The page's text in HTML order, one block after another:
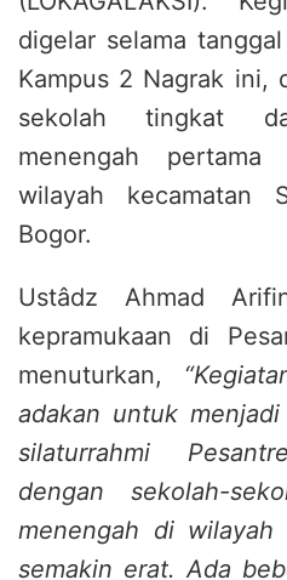
digelar selama
Kampus 2 Nagrak ini,
sekolah tingkat
menengah
wilayah kecamatan
Bogor.
Ustâdz Ahmad
kepramukaan di
menuturkan,
adakan untuk
silaturrahmi
dengan sekolah-
menengah di wilayah
semakin erat. Ada